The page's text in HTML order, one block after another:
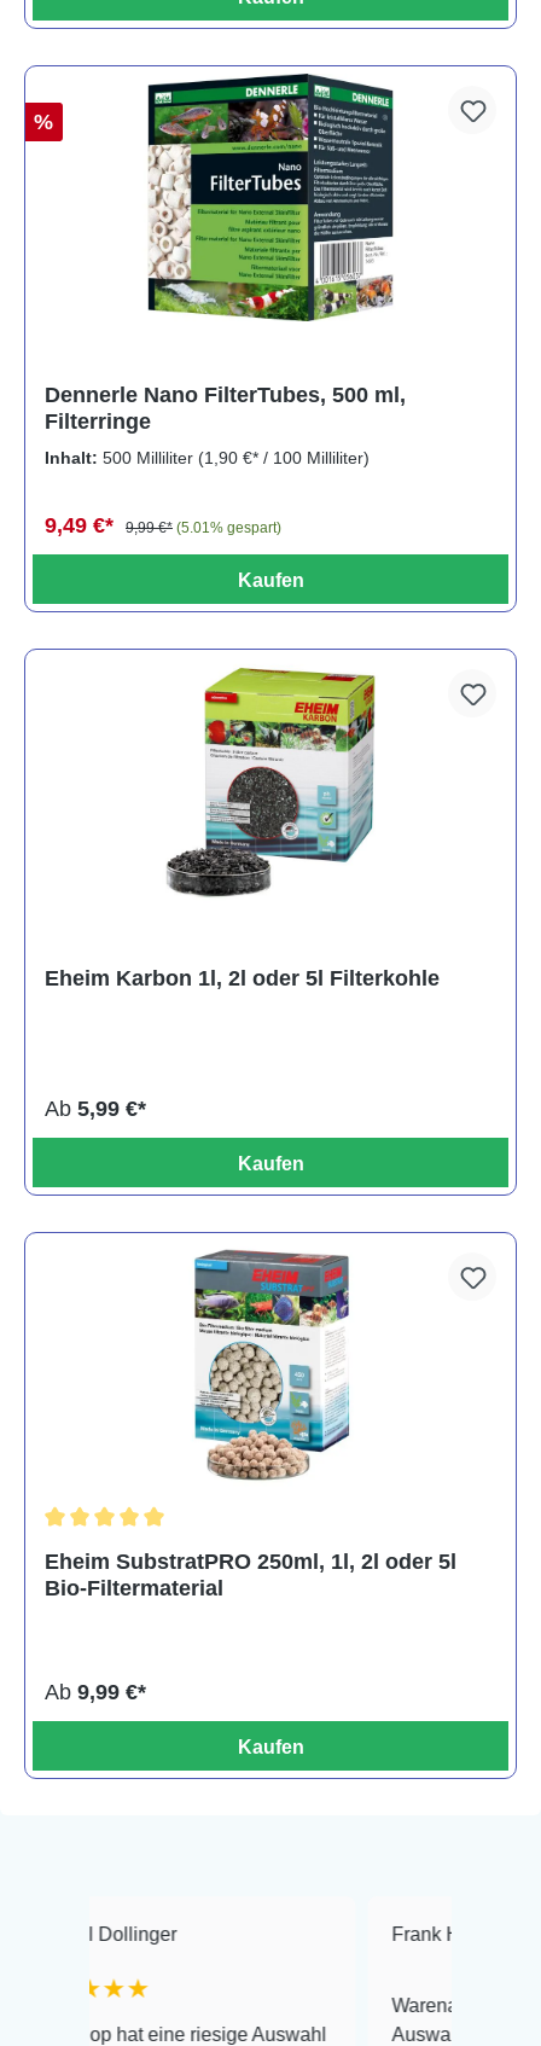
%
Dennerle Nano FilterTubes, 500 ml,
Filterringe
Inhalt: 500 Milliliter (1,90 €* / 100 Milliliter)
9,49 €* 9,99 €* (5.01% gespart)
Kaufen
Eheim Karbon 1l, 2l oder 5l Filterkohle
Ab 5,99 €*
Kaufen
Eheim SubstratPRO 250ml, 1l, 2l oder 5l
Bio-Filtermaterial
Ab 9,99 €*
Kaufen
hat eine riesige Auswahl
Frank Hackmayer
Warenanlieferung Top und
Auswahl plus